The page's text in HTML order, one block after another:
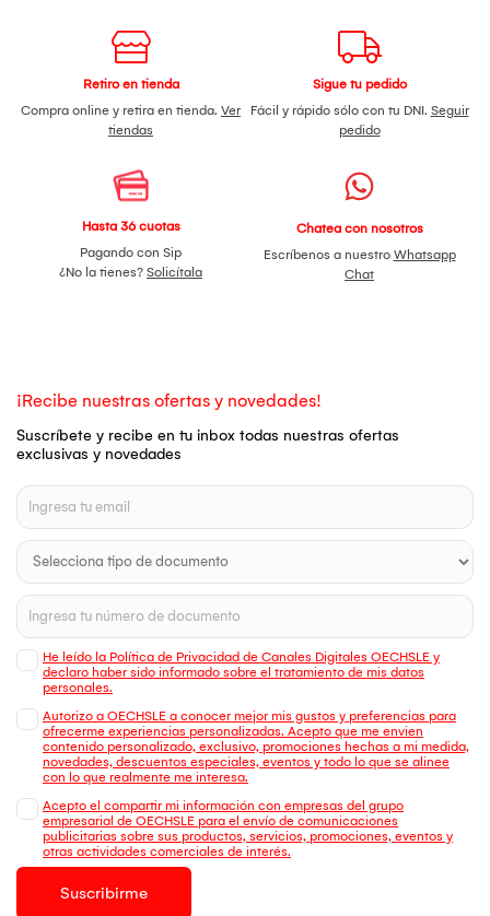
Retiro en tienda
Compra online y retira en tienda. Ver
tiendas
Sigue tu pedido
Fácil y rápido sólo con tu DNI. Seguir
pedido
Hasta 36 cuotas
Pagando con Sip
¿No la tienes? Solicítala
Chatea con nosotros
Escríbenos a nuestro Whatsapp
Chat
¡Recibe nuestras ofertas y novedades!
Suscríbete y recibe en tu inbox todas nuestras ofertas
exclusivas y novedades
He leído la Política de Privacidad de Canales Digitales OECHSLE y
declaro haber sido informado sobre el tratamiento de mis datos
personales.
Autorizo a OECHSLE a conocer mejor mis gustos y preferencias para
ofrecerme experiencias personalizadas. Acepto que me envien
contenido personalizado, exclusivo, promociones hechas a mi medida,
novedades, descuentos especiales, eventos y todo lo que se alinee
con lo que realmente me interesa.
Acepto el compartir mi información con empresas del grupo
empresarial de OECHSLE para el envío de comunicaciones
publicitarias sobre sus productos, servicios, promociones, eventos y
otras actividades comerciales de interés.
Suscribirme